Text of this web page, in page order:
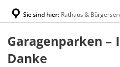
Sie sind hier: Rathaus &
Aktion
GARAGENPARKEN
Garagenparken –
Danke